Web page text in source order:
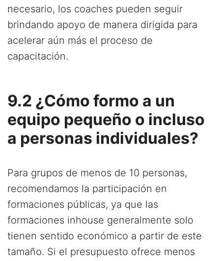
necesario, los coaches pueden seguir
brindando apoyo de manera dirigida para
acelerar aún más el proceso de
capacitación.
9.2 ¿Cómo formo a un
equipo pequeño o incluso
a personas individuales?
Para grupos de menos de 10 personas,
recomendamos la participación en
formaciones públicas, ya que las
formaciones inhouse generalmente solo
tienen sentido económico a partir de este
tamaño. Si el presupuesto ofrece menos